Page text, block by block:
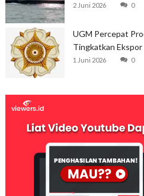
2 Juni 2026 0
UGM Percepat
Tingkatkan Ekspor
1 Juni 2026 0